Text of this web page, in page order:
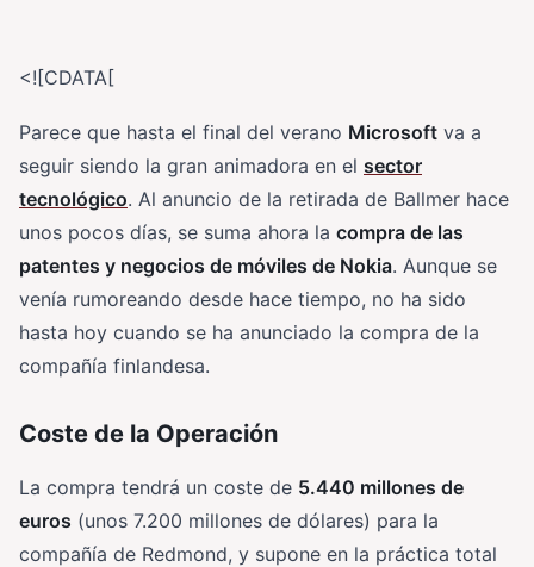
<![CDATA[
Parece que hasta el final del verano Microsoft va a
seguir siendo la gran animadora en el sector
tecnológico. Al anuncio de la retirada de Ballmer hace
unos pocos días, se suma ahora la compra de las
patentes y negocios de móviles de Nokia. Aunque se
venía rumoreando desde hace tiempo, no ha sido
hasta hoy cuando se ha anunciado la compra de la
compañía finlandesa.
Coste de la Operación
La compra tendrá un coste de 5.440 millones de
euros (unos 7.200 millones de dólares) para la
compañía de Redmond, y supone en la práctica total